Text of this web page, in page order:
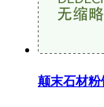
颠末石材